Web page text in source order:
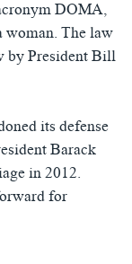
DOMA,
woman. The law
by President Bill
its defense
Barack
in 2012.
for